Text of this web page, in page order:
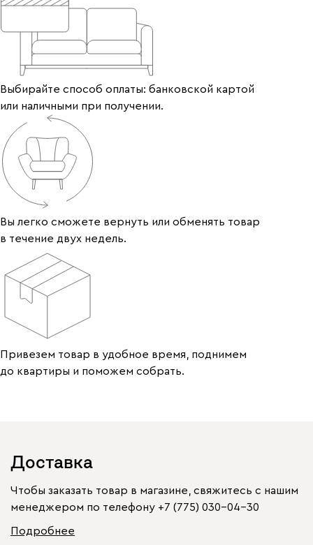
Выбирайте способ оплаты: банковской картой
или наличными при получении.
Вы легко сможете вернуть или обменять товар
в течение двух недель.
Привезем товар в удобное время, поднимем
до квартиры и поможем собрать.
Доставка
Чтобы заказать товар в магазине, свяжитесь с нашим
менеджером по телефону +7 (775) 030-04-30
Подробнее